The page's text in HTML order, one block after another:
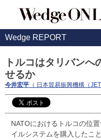
Wedge REPORT
トルコはタリバン
せるか
今井宏平 （ 日本貿易振興機構（
NATOにおけるトルコの位
イルシステムを購入したこ